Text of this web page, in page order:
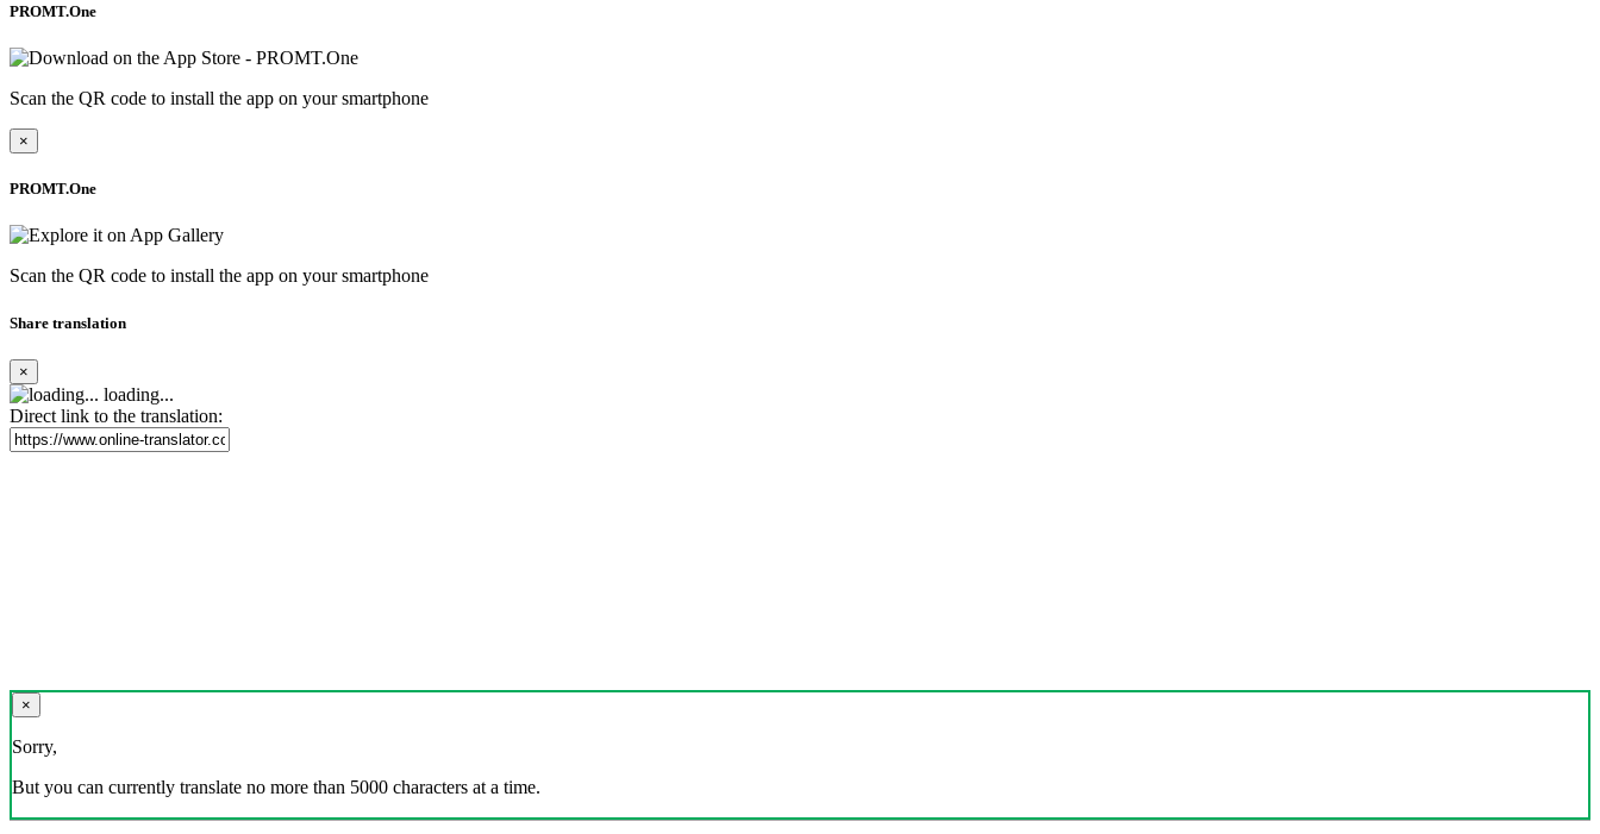
PROMT.One
Scan the QR code to install the app on your smartphone
×
PROMT.One
Scan the QR code to install the app on your smartphone
Share translation
×
loading...
Direct link to the translation:
×
Sorry,
But you can currently translate no more than 5000 characters at a time.